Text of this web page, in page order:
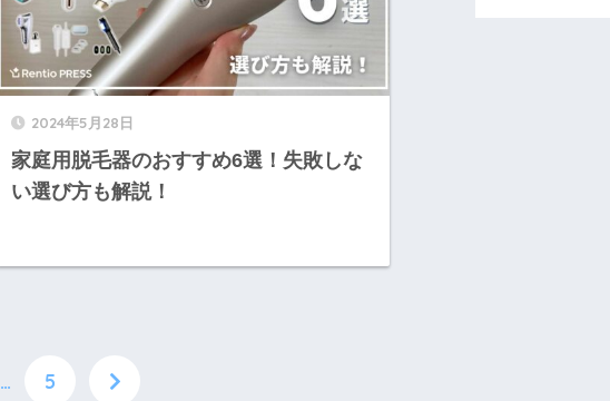
2024年5月28日
家庭用脱毛器のおすすめ6選！失敗しな
い選び方も解説！
… 5